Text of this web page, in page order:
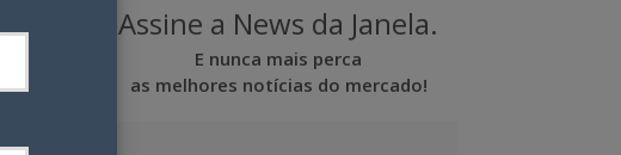
Assine a News da Janela.
E nunca mais perca
as melhores notícias do mercado!